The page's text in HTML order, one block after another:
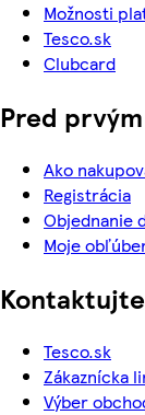
Možnosti
Tesco.sk
Clubcard
Pred
Ako
Registrácia
Objednanie
Moje
Tesco.sk
Zákaznícka
Výber